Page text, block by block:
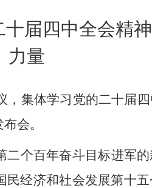
届四中全会精
力量
，集体学习党的二十届
会。
个百年奋斗目标进军
经济和社会发展第十